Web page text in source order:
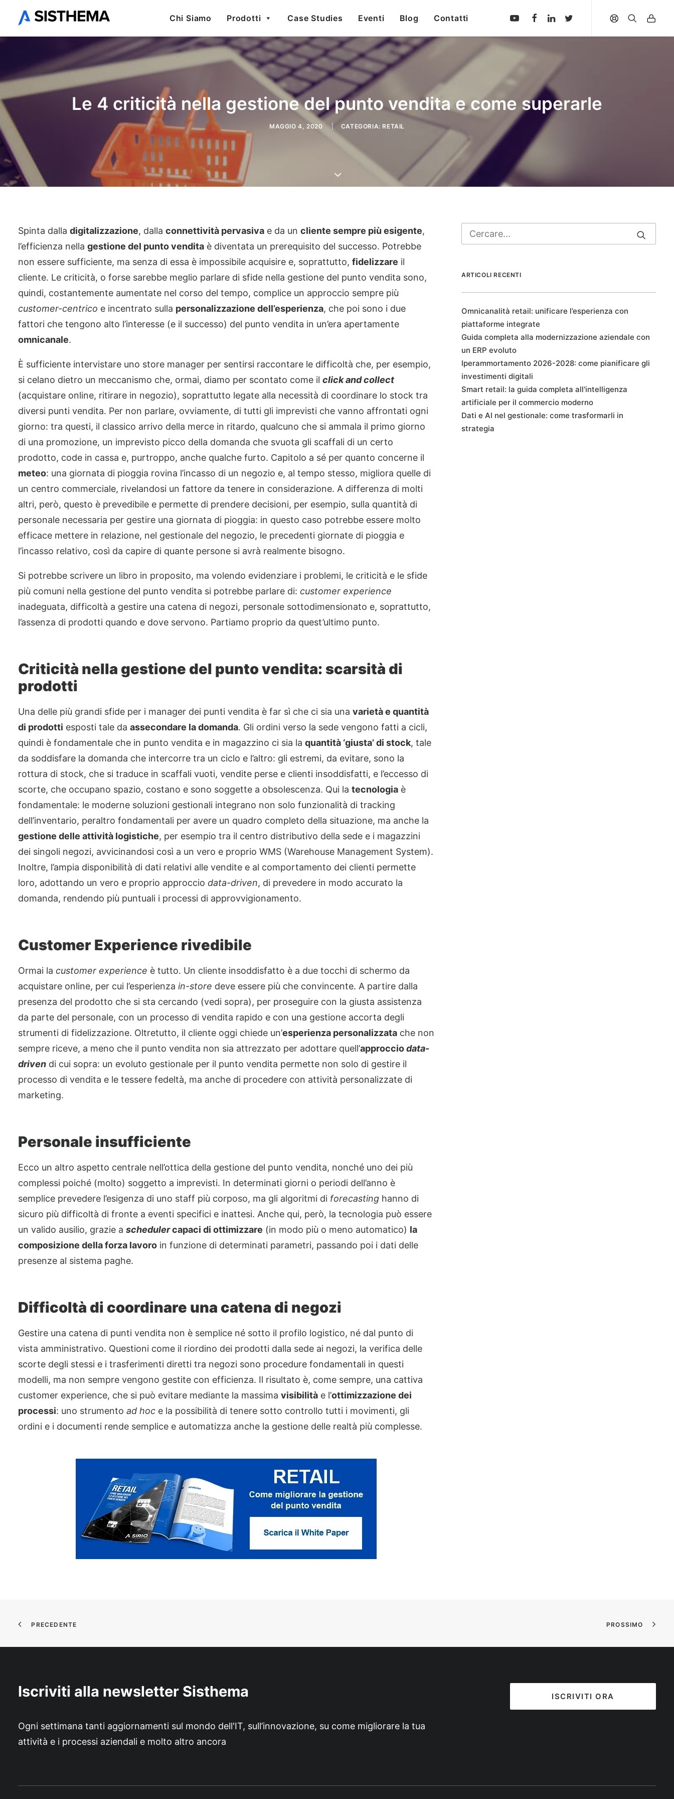
Chi Siamo Prodotti Case Studies Eventi Blog Contatti
Le 4 criticità nella gestione del punto vendita e come superarle
MAGGIO 4, 2020 CATEGORIA: RETAIL
Spinta dalla digitalizzazione, dalla connettività pervasiva e da un cliente sempre più esigente,
l’efficienza nella gestione del punto vendita è diventata un prerequisito del successo. Potrebbe
non essere sufficiente, ma senza di essa è impossibile acquisire e, soprattutto, fidelizzare il
cliente. Le criticità, o forse sarebbe meglio parlare di sfide nella gestione del punto vendita sono,
quindi, costantemente aumentate nel corso del tempo, complice un approccio sempre più
customer-centrico e incentrato sulla personalizzazione dell’esperienza, che poi sono i due
fattori che tengono alto l’interesse (e il successo) del punto vendita in un’era apertamente
omnicanale.
È sufficiente intervistare uno store manager per sentirsi raccontare le difficoltà che, per esempio,
si celano dietro un meccanismo che, ormai, diamo per scontato come il click and collect
(acquistare online, ritirare in negozio), soprattutto legate alla necessità di coordinare lo stock tra
diversi punti vendita. Per non parlare, ovviamente, di tutti gli imprevisti che vanno affrontati ogni
giorno: tra questi, il classico arrivo della merce in ritardo, qualcuno che si ammala il primo giorno
di una promozione, un imprevisto picco della domanda che svuota gli scaffali di un certo
prodotto, code in cassa e, purtroppo, anche qualche furto. Capitolo a sé per quanto concerne il
meteo: una giornata di pioggia rovina l’incasso di un negozio e, al tempo stesso, migliora quelle di
un centro commerciale, rivelandosi un fattore da tenere in considerazione. A differenza di molti
altri, però, questo è prevedibile e permette di prendere decisioni, per esempio, sulla quantità di
personale necessaria per gestire una giornata di pioggia: in questo caso potrebbe essere molto
efficace mettere in relazione, nel gestionale del negozio, le precedenti giornate di pioggia e
l’incasso relativo, così da capire di quante persone si avrà realmente bisogno.
Si potrebbe scrivere un libro in proposito, ma volendo evidenziare i problemi, le criticità e le sfide
più comuni nella gestione del punto vendita si potrebbe parlare di: customer experience
inadeguata, difficoltà a gestire una catena di negozi, personale sottodimensionato e, soprattutto,
l’assenza di prodotti quando e dove servono. Partiamo proprio da quest’ultimo punto.
Criticità nella gestione del punto vendita: scarsità di
prodotti
Una delle più grandi sfide per i manager dei punti vendita è far sì che ci sia una varietà e quantità
di prodotti esposti tale da assecondare la domanda. Gli ordini verso la sede vengono fatti a cicli,
quindi è fondamentale che in punto vendita e in magazzino ci sia la quantità ‘giusta’ di stock, tale
da soddisfare la domanda che intercorre tra un ciclo e l’altro: gli estremi, da evitare, sono la
rottura di stock, che si traduce in scaffali vuoti, vendite perse e clienti insoddisfatti, e l’eccesso di
scorte, che occupano spazio, costano e sono soggette a obsolescenza. Qui la tecnologia è
fondamentale: le moderne soluzioni gestionali integrano non solo funzionalità di tracking
dell’inventario, peraltro fondamentali per avere un quadro completo della situazione, ma anche la
gestione delle attività logistiche, per esempio tra il centro distributivo della sede e i magazzini
dei singoli negozi, avvicinandosi così a un vero e proprio WMS (Warehouse Management System).
Inoltre, l’ampia disponibilità di dati relativi alle vendite e al comportamento dei clienti permette
loro, adottando un vero e proprio approccio data-driven, di prevedere in modo accurato la
domanda, rendendo più puntuali i processi di approvvigionamento.
Customer Experience rivedibile
Ormai la customer experience è tutto. Un cliente insoddisfatto è a due tocchi di schermo da
acquistare online, per cui l’esperienza in-store deve essere più che convincente. A partire dalla
presenza del prodotto che si sta cercando (vedi sopra), per proseguire con la giusta assistenza
da parte del personale, con un processo di vendita rapido e con una gestione accorta degli
strumenti di fidelizzazione. Oltretutto, il cliente oggi chiede un’esperienza personalizzata che non
sempre riceve, a meno che il punto vendita non sia attrezzato per adottare quell’approcciodata-
driven di cui sopra: un evoluto gestionale per il punto vendita permette non solo di gestire il
processo di vendita e le tessere fedeltà, ma anche di procedere con attività personalizzate di
marketing.
Personale insufficiente
Ecco un altro aspetto centrale nell’ottica della gestione del punto vendita, nonché uno dei più
complessi poiché (molto) soggetto a imprevisti. In determinati giorni o periodi dell’anno è
semplice prevedere l’esigenza di uno staff più corposo, ma gli algoritmi di forecasting hanno di
sicuro più difficoltà di fronte a eventi specifici e inattesi. Anche qui, però, la tecnologia può essere
un valido ausilio, grazie a schedulercapaci di ottimizzare (in modo più o meno automatico) la
composizione della forza lavoro in funzione di determinati parametri, passando poi i dati delle
presenze al sistema paghe.
Difficoltà di coordinare una catena di negozi
Gestire una catena di punti vendita non è semplice né sotto il profilo logistico, né dal punto di
vista amministrativo. Questioni come il riordino dei prodotti dalla sede ai negozi, la verifica delle
scorte degli stessi e i trasferimenti diretti tra negozi sono procedure fondamentali in questi
modelli, ma non sempre vengono gestite con efficienza. Il risultato è, come sempre, una cattiva
customer experience, che si può evitare mediante la massima visibilità e l’ottimizzazione dei
processi: uno strumento ad hoc e la possibilità di tenere sotto controllo tutti i movimenti, gli
ordini e i documenti rende semplice e automatizza anche la gestione delle realtà più complesse.
ARTICOLI RECENTI
Omnicanalità retail: unificare l’esperienza con
piattaforme integrate
Guida completa alla modernizzazione aziendale con
un ERP evoluto
Iperammortamento 2026-2028: come pianificare gli
investimenti digitali
Smart retail: la guida completa all'intelligenza
artificiale per il commercio moderno
Dati e AI nel gestionale: come trasformarli in
strategia
PRECEDENTE PROSSIMO
Iscriviti alla newsletter Sisthema
Ogni settimana tanti aggiornamenti sul mondo dell'IT, sull’innovazione, su come migliorare la tua
attività e i processi aziendali e molto altro ancora
ISCRIVITI ORA